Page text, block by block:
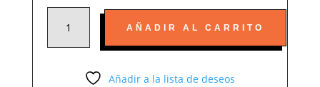
COMPATIBLE
AÑADIR AL CARRITO
Añadir a la lista de deseos